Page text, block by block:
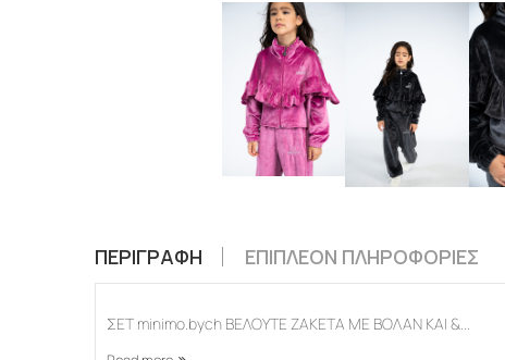
ΠΕΡΙΓΡΑΦΉ ΕΠΙΠΛΈΟΝ ΠΛΗΡΟΦΟΡΊΕΣ
ΣΕΤ minimo.bych ΒΕΛΟΥΤΕ ΖΑΚΕΤΑ ΜΕ ΒΟΛΑΝ ΚΑΙ &...